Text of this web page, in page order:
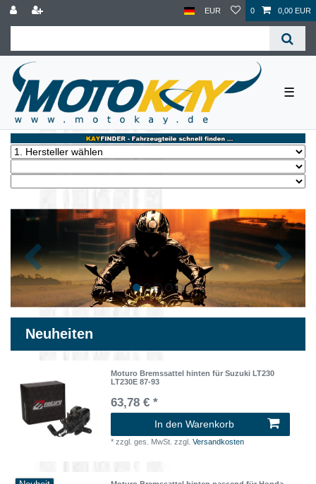
EUR 0 0,00 EUR
☰
Zurück
Neuheiten
Moturo Bremssattel hinten für Suzuki LT230
LT230E 87-93
63,78 € *
In den Warenkorb
*zzgl. ges. MwSt. zzgl.Versandkosten